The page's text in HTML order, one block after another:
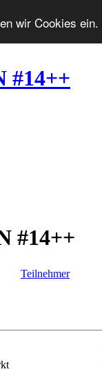
wir Cookies ein.
#14++
#14++
Teilnehmer